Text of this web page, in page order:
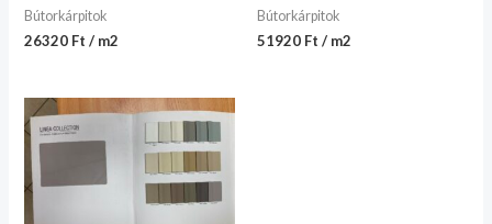
Bútorkárpitok
26320 Ft / m2
Bútorkárpitok
51920 Ft / m2